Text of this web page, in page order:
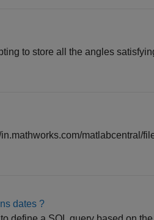
to store all the angles
matlabcentral/
dates ?